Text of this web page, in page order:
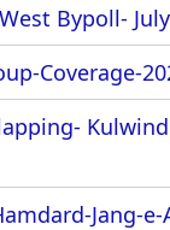
Bypoll-
Coverage-
Jang-e-